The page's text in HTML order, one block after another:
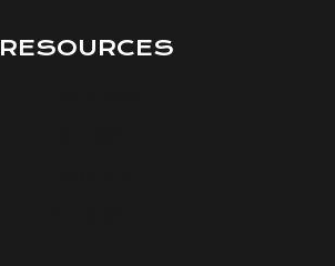
RESOURCES